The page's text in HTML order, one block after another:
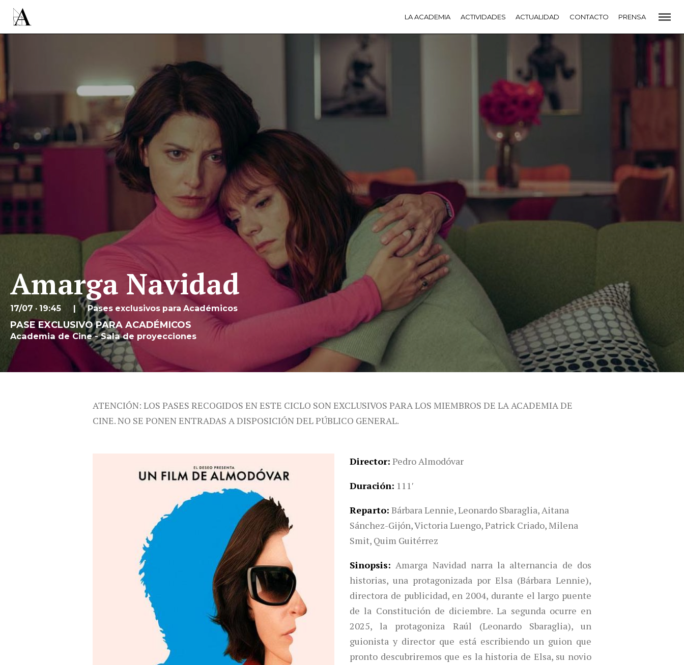
LA ACADEMIA ACTIVIDADES ACTUALIDAD CONTACTO PRENSA
Amarga Navidad
17/07 · 19:45 Pases exclusivos para Académicos
PASE EXCLUSIVO PARA ACADÉMICOS
Academia de Cine - Sala de proyecciones
ATENCIÓN: LOS PASES RECOGIDOS EN ESTE CICLO SON EXCLUSIVOS PARA LOS MIEMBROS DE LA ACADEMIA DE
CINE. NO SE PONEN ENTRADAS A DISPOSICIÓN DEL PÚBLICO GENERAL.
Director Pedro Almodóvar
Duración 111′
Reparto Bárbara Lennie, Leonardo Sbaraglia, Aitana
Sánchez-Gijón, Victoria Luengo, Patrick Criado, Milena
Smit, Quim Guitérrez
Sinopsis
Amarga Navidad narra la alternancia de dos
historias, una protagonizada por Elsa (Bárbara Lennie),
directora de publicidad, en 2004, durante el largo puente
de la Constitución de diciembre. La segunda ocurre en
2025, la protagoniza Raúl (Leonardo Sbaraglia), un
guionista y director que está escribiendo un guion que
pronto descubriremos que es la historia de Elsa, su novio
LA ACADEMIA PREMIOS GOYA FUNDACIÓN
CONTACTO